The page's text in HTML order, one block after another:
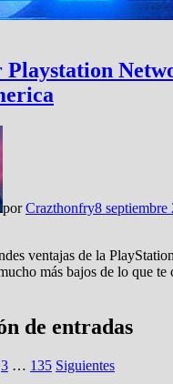
porCrazthonfry8 septiembre
ventajas de la
más bajos de lo que te
de entradas
3 … 135 Siguientes